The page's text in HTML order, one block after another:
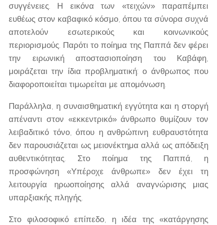
συγγένειες. Η εικόνα των «τειχών» παραπέμπει
ευθέως στον καβαφικό κόσμο, όπου τα σύνορα συχνά
αποτελούν εσωτερικούς και κοινωνικούς
περιορισμούς. Παρότι το ποίημα της Παππά δεν φέρει
την ειρωνική αποστασιοποίηση του Καβάφη,
μοιράζεται την ίδια προβληματική: ο άνθρωπος που
διαφοροποιείται τιμωρείται με απομόνωση.
Παράλληλα, η συναισθηματική εγγύτητα και η στοργή
απέναντι στον «εκκεντρικό» άνθρωπο θυμίζουν τον
λειβαδιτικό τόνο, όπου η ανθρώπινη ευθραυστότητα
δεν παρουσιάζεται ως μειονέκτημα αλλά ως απόδειξη
αυθεντικότητας. Στο ποίημα της Παππά, η
προσφώνηση «Υπέροχε άνθρωπε» δεν έχει τη
λειτουργία ηρωοποίησης αλλά αναγνώρισης μιας
υπαρξιακής πληγής.
Στο φιλοσοφικό επίπεδο, η ιδέα της «κατάργησης